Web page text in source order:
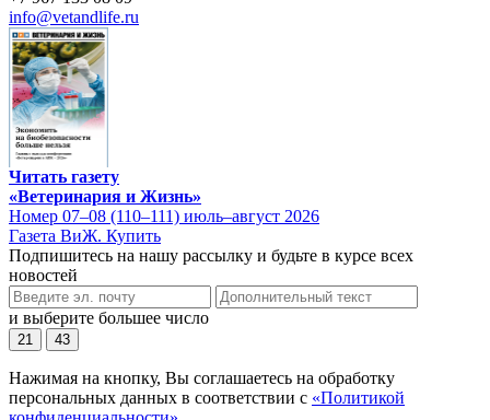
info@vetandlife.ru
Читать газету
«Ветеринария и Жизнь»
Номер 07–08 (110–111) июль–август 2026
Газета ВиЖ. Купить
Подпишитесь на нашу рассылку и будьте в курсе всех
новостей
и выберите большее число
21 43
Нажимая на кнопку, Вы соглашаетесь на обработку
персональных данных в соответствии с «Политикой